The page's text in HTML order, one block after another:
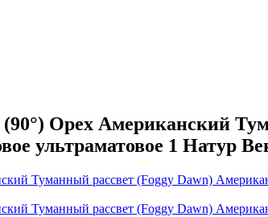
Орех Американский
ультраматовое 1 Натур